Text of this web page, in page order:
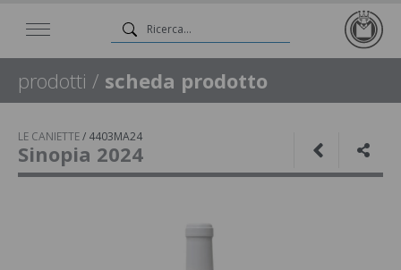
prodotti / scheda prodotto
LE CANIETTE/ 4403MA24
Sinopia 2024